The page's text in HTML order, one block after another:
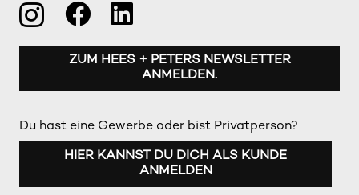
ZUM HEES + PETERS NEWSLETTER
ANMELDEN.
Du hast eine Gewerbe oder bist Privatperson?
HIER KANNST DU DICH ALS KUNDE
ANMELDEN